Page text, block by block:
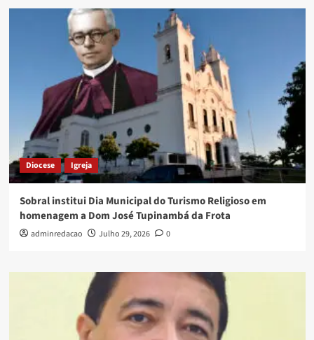
Diocese Igreja
Sobral institui Dia Municipal do Turismo Religioso em
homenagem a Dom José Tupinambá da Frota
adminredacao Julho 29, 2026 0